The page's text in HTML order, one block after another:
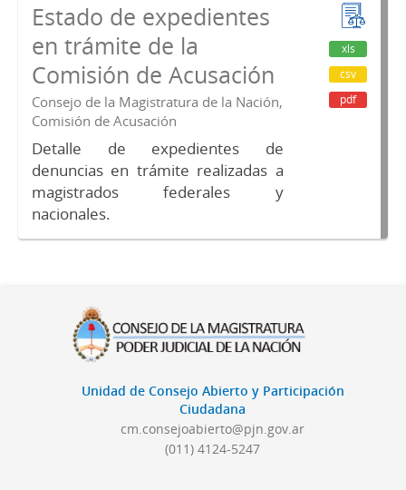
Estado de expedientes
en trámite de la
Comisión de Acusación
Consejo de la Magistratura de la Nación,
Comisión de Acusación
Detalle de expedientes de
denuncias en trámite realizadas a
magistrados federales y
nacionales.
xls
csv
pdf
Unidad de Consejo Abierto y Participación
Ciudadana
cm.consejoabierto@pjn.gov.ar
(011) 4124-5247